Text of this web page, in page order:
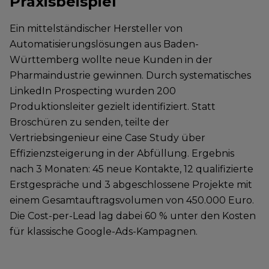
Ein mittelständischer Hersteller von
Automatisierungslösungen aus Baden-
Württemberg wollte neue Kunden in der
Pharmaindustrie gewinnen. Durch systematisches
LinkedIn Prospecting wurden 200
Produktionsleiter gezielt identifiziert. Statt
Broschüren zu senden, teilte der
Vertriebsingenieur eine Case Study über
Effizienzsteigerung in der Abfüllung. Ergebnis
nach 3 Monaten: 45 neue Kontakte, 12 qualifizierte
Erstgespräche und 3 abgeschlossene Projekte mit
einem Gesamtauftragsvolumen von 450.000 Euro.
Die Cost-per-Lead lag dabei 60 % unter den Kosten
für klassische Google-Ads-Kampagnen.